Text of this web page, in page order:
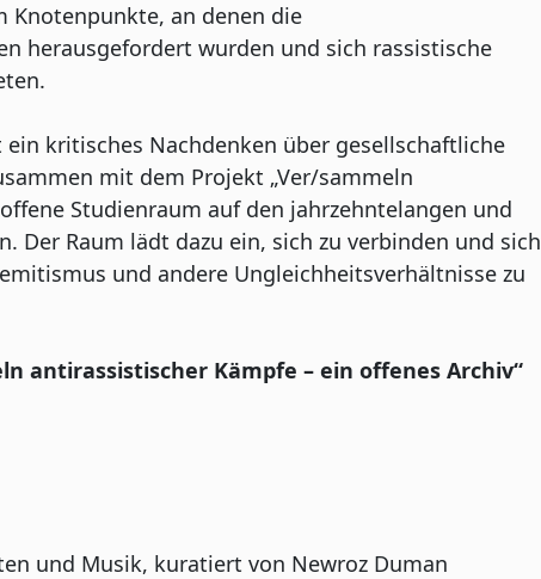
Knotenpunkte, an denen die
herausgefordert wurden und sich rassistische
kritisches Nachdenken über gesellschaftliche
mit dem Projekt „Ver/sammeln
Studienraum auf den jahrzehntelangen und
Der Raum lädt dazu ein, sich zu verbinden und sich
und andere Ungleichheitsverhältnisse zu
antirassistischer Kämpfe – ein offenes Archiv“
und Musik, kuratiert von Newroz Duman